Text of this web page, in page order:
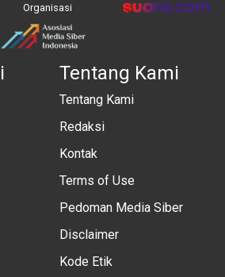
Organisasi
Tentang Kami
Tentang Kami
Redaksi
Kontak
Terms of Use
Pedoman Media Siber
Disclaimer
Kode Etik